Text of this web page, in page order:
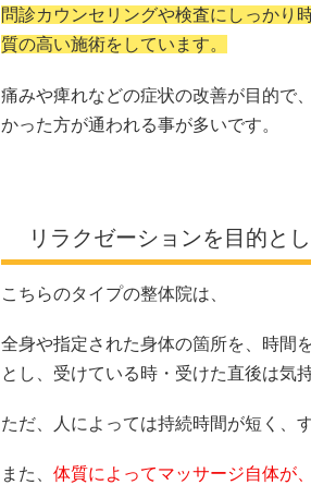
問診カウンセリングや検査にしっかり
質の高い施術をしています。
痛みや痺れなどの症状の改善が目的で
かった方が通われる事が多いです。
リラクゼーションを目的と
こちらのタイプの整体院は、
全身や指定された身体の箇所を、時間
とし、受けている時・受けた直後は気
ただ、人によっては持続時間が短く、
また、 体質によってマッサージ自体が